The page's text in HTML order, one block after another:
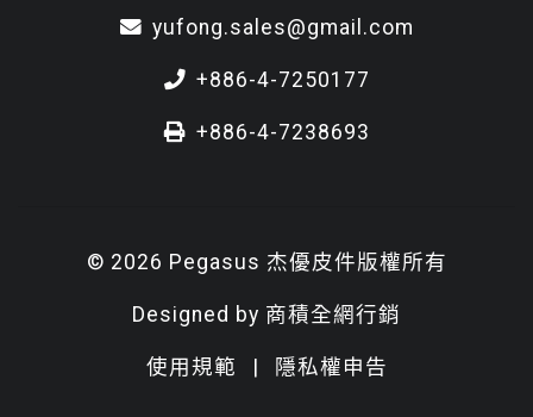
yufong.sales@gmail.com
+886-4-7250177
+886-4-7238693
© 2026 Pegasus 杰優皮件版權所有
Designed by 商積全網行銷
使用規範 | 隱私權申告